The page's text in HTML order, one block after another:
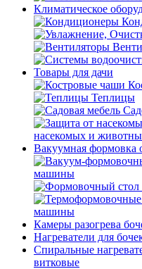
Климатическое
Товары для дачи
Теплицы
насекомых и
Вакуумная формовка
машины
машины
Камеры разогрева
Нагреватели для
Спиральные
витковые